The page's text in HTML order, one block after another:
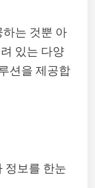
하는 것뿐 아
있는 다양
션을 제공합
정보를 한눈